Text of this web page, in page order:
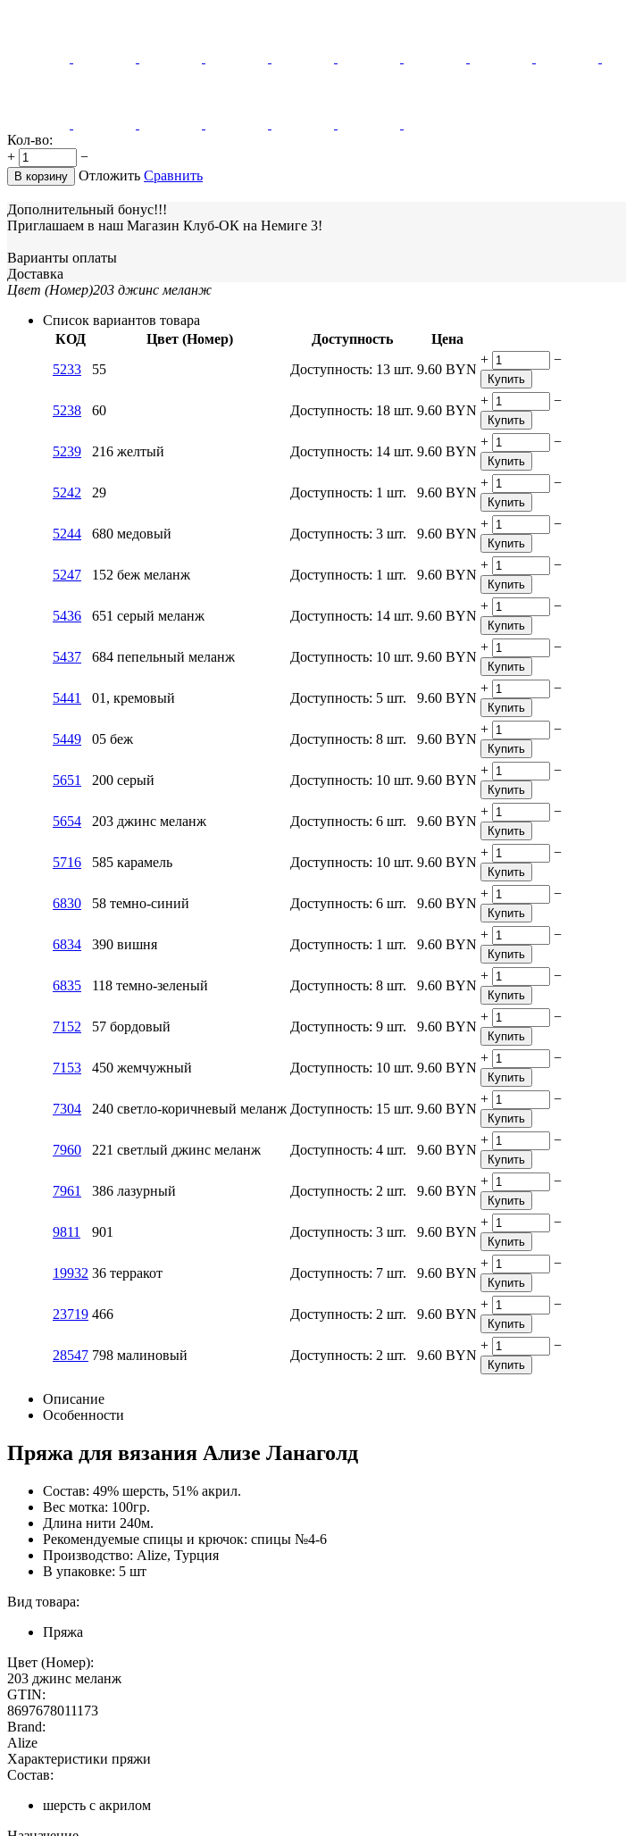
Кол-во:
+
−
В корзину Отложить Сравнить
Дополнительный бонус!!!
Приглашаем в наш Магазин Клуб-ОК на Немиге 3!
Варианты оплаты
Доставка
Цвет (Номер)203 джинс меланж
Список вариантов товара
КОД
Цвет (Номер) Доступность
Цена
5233
55 Доступность: 13 шт. 9.60 BYN
+ −
Купить
5238 60 Доступность: 18 шт. 9.60 BYN
+ −
Купить
5239 216 желтый Доступность: 14 шт. 9.60 BYN
+ −
Купить
5242 29 Доступность: 1 шт. 9.60 BYN
+ −
Купить
5244 680 медовый Доступность: 3 шт. 9.60 BYN
+ −
Купить
5247 152 беж меланж Доступность: 1 шт. 9.60 BYN
+ −
Купить
5436 651 серый меланж Доступность: 14 шт. 9.60 BYN
+ −
Купить
5437 684 пепельный меланж Доступность: 10 шт. 9.60 BYN
+ −
Купить
5441 01, кремовый Доступность: 5 шт. 9.60 BYN
+ −
Купить
5449 05 беж Доступность: 8 шт. 9.60 BYN
+ −
Купить
5651 200 серый Доступность: 10 шт. 9.60 BYN
+ −
Купить
5654 203 джинс меланж Доступность: 6 шт. 9.60 BYN
+ −
Купить
5716 585 карамель Доступность: 10 шт. 9.60 BYN
+ −
Купить
6830 58 темно-синий Доступность: 6 шт. 9.60 BYN
+ −
Купить
6834 390 вишня Доступность: 1 шт. 9.60 BYN
+ −
Купить
6835 118 темно-зеленый Доступность: 8 шт. 9.60 BYN
+ −
Купить
7152 57 бордовый Доступность: 9 шт. 9.60 BYN
+ −
Купить
7153 450 жемчужный Доступность: 10 шт. 9.60 BYN
+ −
Купить
7304 240 светло-коричневый меланж Доступность: 15 шт. 9.60 BYN
+ −
Купить
7960 221 светлый джинс меланж Доступность: 4 шт. 9.60 BYN
+ −
Купить
7961 386 лазурный Доступность: 2 шт. 9.60 BYN
+ −
Купить
9811 901 Доступность: 3 шт. 9.60 BYN
+ −
Купить
19932 36 терракот Доступность: 7 шт. 9.60 BYN
+ −
Купить
23719 466 Доступность: 2 шт. 9.60 BYN
+ −
Купить
28547 798 малиновый Доступность: 2 шт. 9.60 BYN
+ −
Купить
Описание
Особенности
Пряжа для вязания Ализе Ланаголд
Состав: 49% шерсть, 51% акрил.
Вес мотка: 100гр.
Длина нити 240м.
Рекомендуемые спицы и крючок: спицы №4-6
Производство: Alize, Турция
В упаковке: 5 шт
Вид товара:
Пряжа
Цвет (Номер):
203 джинс меланж
GTIN:
8697678011173
Brand:
Alize
Характеристики пряжи
Состав:
шерсть с акрилом